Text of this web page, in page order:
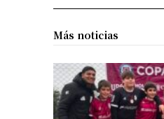
Más noticias